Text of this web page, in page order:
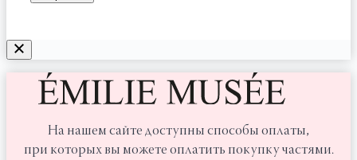
На нашем сайте доступны способы оплаты,
при которых вы можете оплатить покупку частями.